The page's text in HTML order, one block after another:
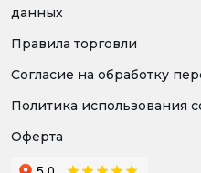
данных
Правила торговли
Согласие на обработку
Политика использования
Оферта